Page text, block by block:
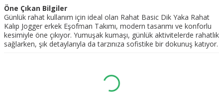
Öne Çıkan Bilgiler
Günlük rahat kullanım için ideal olan Rahat Basic Dik Yaka Rahat
Kalıp Jogger erkek Eşofman Takımı, modern tasarımı ve konforlu
kesimiyle öne çıkıyor. Yumuşak kumaşı, günlük aktivitelerde rahatlık
sağlarken, şık detaylarıyla da tarzınıza sofistike bir dokunuş katıyor.